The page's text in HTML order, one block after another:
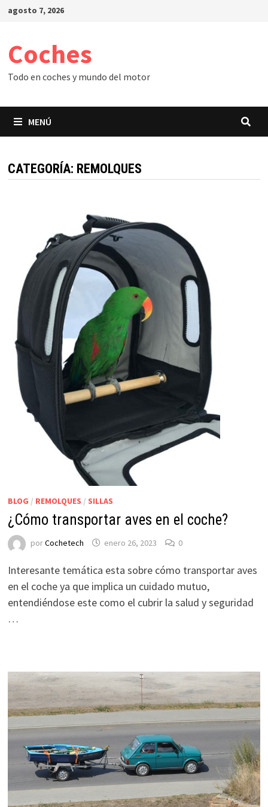
Saltar
agosto 7, 2026
Coches
Todo en coches y mundo del motor
MENÚ
CATEGORÍA: REMOLQUES
BLOG / REMOLQUES / SILLAS
¿Cómo transportar aves en el coche?
porCochetech enero 26, 2023 0
Interesante temática esta sobre cómo transportar aves
en el coche ya que implica un cuidado mutuo,
entendiéndose este como el cubrir la salud y seguridad
…